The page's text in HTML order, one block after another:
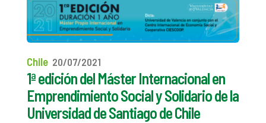
Chile 20/07/2021
1ª edición del Máster Internacional en
Emprendimiento Social y Solidario de la
Universidad de Santiago de Chile